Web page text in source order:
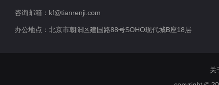
咨询邮箱：kf@tianrenji.com
办公地点：北京市朝阳区建国路88号SOHO现代城B座18层
关